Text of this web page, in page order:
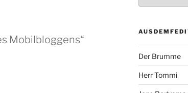
Mobilbloggens“
Der Brumme
Herr Tommi